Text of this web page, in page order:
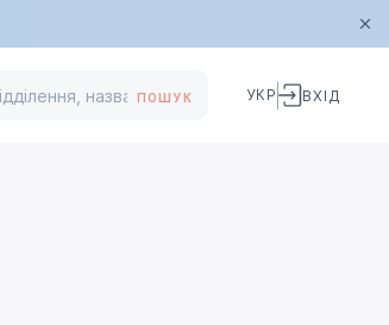
ПОШУК УКР ВХІД